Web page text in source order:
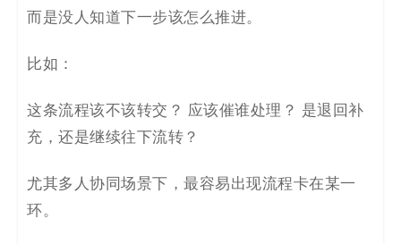
而是没人知道下一步该怎么推进。
比如：
这条流程该不该转交？ 应该催谁处理？ 是退回补
充，还是继续往下流转？
尤其多人协同场景下，最容易出现流程卡在某一
环。